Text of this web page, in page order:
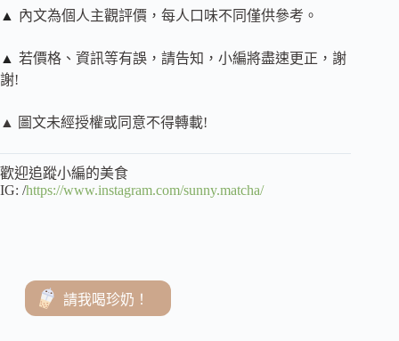
請我喝珍奶！
▲ 內文為個人主觀評價，每人口味不同僅供參考。
▲ 若價格、資訊等有誤，請告知，小編將盡速更正，謝
謝!
▲ 圖文未經授權或同意不得轉載!
歡迎追蹤小編的美食
IG: /https://www.instagram.com/sunny.matcha/